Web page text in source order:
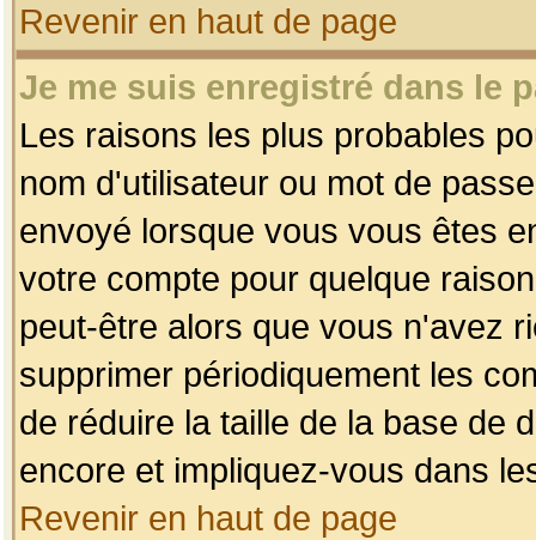
Revenir en haut de page
Je me suis enregistré dans le
Les raisons les plus probables
nom d'utilisateur ou mot de
envoyé lorsque vous vous êtes
votre compte pour quelque
peut-être alors que vous n'avez
supprimer périodiquement les
de réduire la taille de la base de
encore et impliquez-vous dans
Revenir en haut de page